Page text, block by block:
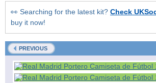
👀 Searching for the latest kit? Check
buy it now!
PREVIOUS